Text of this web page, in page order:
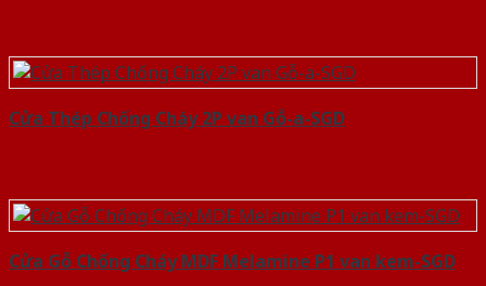
Cửa Thép Chống Cháy 2P van Gỗ-a-SGD
Cửa Gỗ Chống Cháy MDF Melamine P1 van kem-SGD